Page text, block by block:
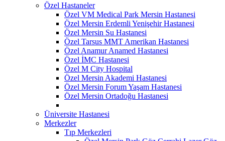
Özel Hastaneler
Özel VM Medical Park Mersin Hastanesi
Özel Mersin Erdemli Yenişehir Hastanesi
Özel Mersin Su Hastanesi
Özel Tarsus MMT Amerikan Hastanesi
Özel Anamur Anamed Hastanesi
Özel İMC Hastanesi
Özel M City Hospital
Özel Mersin Akademi Hastanesi
Özel Mersin Forum Yaşam Hastanesi
Özel Mersin Ortadoğu Hastanesi
Üniversite Hastanesi
Merkezler
Tıp Merkezleri